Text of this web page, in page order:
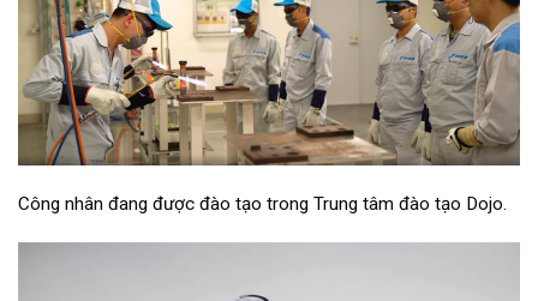
Công nhân đang được đào tạo trong Trung tâm đào tạo Dojo.